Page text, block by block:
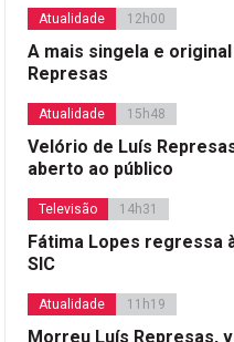
Atualidade 12h00
A mais singela e
Represas
Atualidade 15h48
Velório de Luís
aberto ao público
Televisão 14h31
Fátima Lopes regressa
SIC
Atualidade 11h19
Morreu Luís Represas,